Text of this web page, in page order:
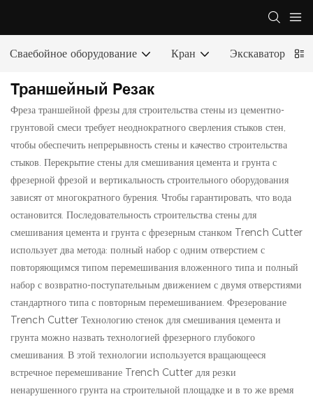
Сваебойное оборудование Кран Экскаватор
Траншейный Резак
Фреза траншейной фрезы для строительства стены из цементно-
грунтовой смеси требует неоднократного сверления стыков стен,
чтобы обеспечить непрерывность стены и качество строительства
стыков. Перекрытие стены для смешивания цемента и грунта с
фрезерной фрезой и вертикальность строительного оборудования
зависят от многократного бурения. Чтобы гарантировать, что вода
остановится. Последовательность строительства стены для
смешивания цемента и грунта с фрезерным станком Trench Cutter
использует два метода: полный набор с одним отверстием с
повторяющимся типом перемешивания вложенного типа и полный
набор с возвратно-поступательным движением с двумя отверстиями
стандартного типа с повторным перемешиванием. Фрезерование
Trench Cutter Технологию стенок для смешивания цемента и
грунта можно назвать технологией фрезерного глубокого
смешивания. В этой технологии используется вращающееся
встречное перемешивание Trench Cutter для резки
ненарушенного грунта на строительной площадке и в то же время